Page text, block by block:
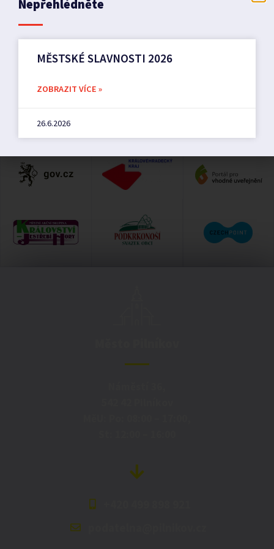
Nepřehlédněte
MĚSTSKÉ SLAVNOSTI 2026
ZOBRAZIT VÍCE »
26.6.2026